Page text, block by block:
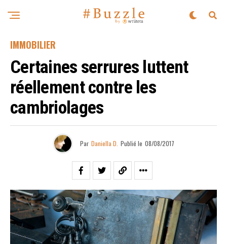
IMMOBILIER
Certaines serrures luttent
réellement contre les
cambriolages
Par Daniella D. Publié le 08/08/2017